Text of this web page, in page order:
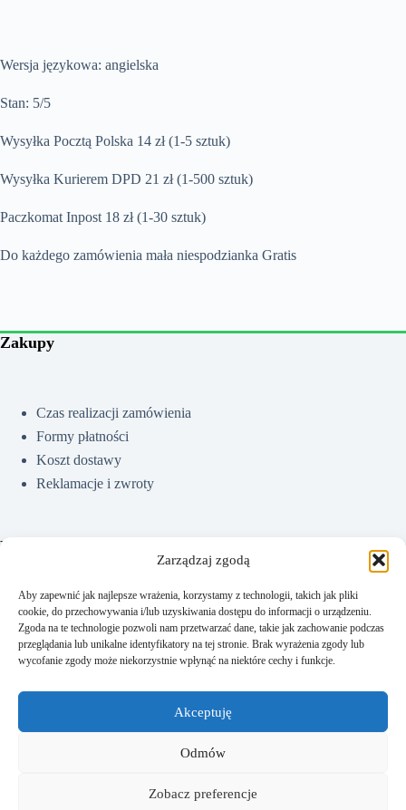
Zarządzaj zgodą
Aby zapewnić jak najlepsze wrażenia, korzystamy z technologii, takich jak pliki
cookie, do przechowywania i/lub uzyskiwania dostępu do informacji o urządzeniu.
Zgoda na te technologie pozwoli nam przetwarzać dane, takie jak zachowanie podczas
przeglądania lub unikalne identyfikatory na tej stronie. Brak wyrażenia zgody lub
wycofanie zgody może niekorzystnie wpłynąć na niektóre cechy i funkcje.
Akceptuję
Odmów
Zobacz preferencje
Wersja językowa: angielska
Stan: 5/5
Wysyłka Pocztą Polska 14 zł (1-5 sztuk)
Wysyłka Kurierem DPD 21 zł (1-500 sztuk)
Paczkomat Inpost 18 zł (1-30 sztuk)
Do każdego zamówienia mała niespodzianka Gratis
Zakupy
Czas realizacji zamówienia
Formy płatności
Koszt dostawy
Reklamacje i zwroty
Pomoc
Jak kupować?
Częste pytania
Polityka prywatności